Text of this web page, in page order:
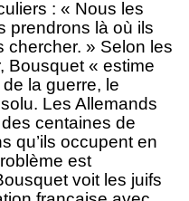
: « Nous les
prendrons là où ils
» Selon les
Bousquet « estime
la guerre, le
Les Allemands
centaines de
qu’ils occupent en
est
voit les juifs